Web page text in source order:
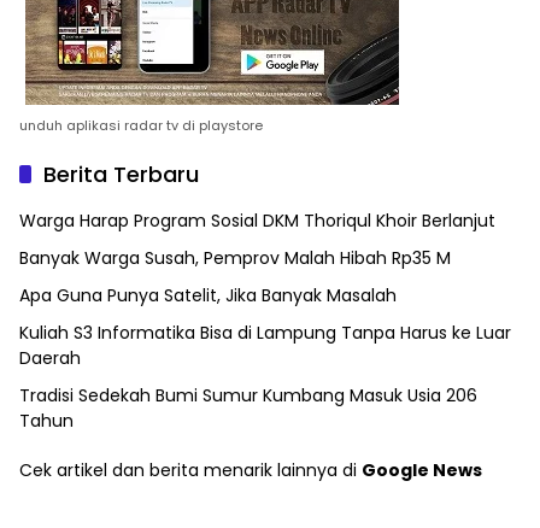
unduh aplikasi radar tv di playstore
Berita Terbaru
Warga Harap Program Sosial DKM Thoriqul Khoir Berlanjut
Banyak Warga Susah, Pemprov Malah Hibah Rp35 M
Apa Guna Punya Satelit, Jika Banyak Masalah
Kuliah S3 Informatika Bisa di Lampung Tanpa Harus ke Luar
Daerah
Tradisi Sedekah Bumi Sumur Kumbang Masuk Usia 206
Tahun
Cek artikel dan berita menarik lainnya di Google News